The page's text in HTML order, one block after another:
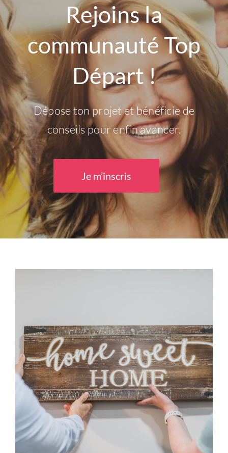
Rejoins la
communauté Top
Départ !
Dépose ton projet et bénéficie de
conseils pour enfin avancer.
Je m’inscris
Bienvenue !
Email*
Mot de passe